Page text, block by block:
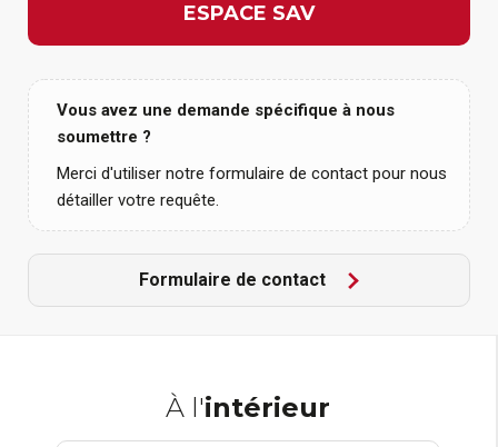
ESPACE SAV
Vous avez une demande spécifique à nous
soumettre ?
Merci d'utiliser notre formulaire de contact pour nous
détailler votre requête.
Formulaire de contact
À l'intérieur